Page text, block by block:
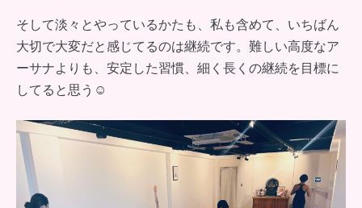
そして淡々とやっているかたも、私も含めて、いちばん
大切で大変だと感じてるのは継続です。難しい高度なア
ーサナよりも、安定した習慣、細く長くの継続を目標に
してると思う☺︎